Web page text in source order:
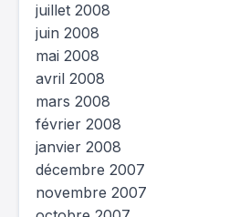
juillet 2008
juin 2008
mai 2008
avril 2008
mars 2008
février 2008
janvier 2008
décembre 2007
novembre 2007